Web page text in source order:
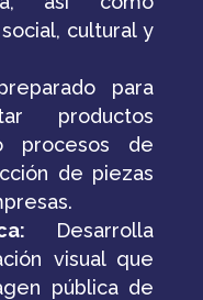
cultural y
para
productos
procesos de
de piezas
Desarrolla
visual que
pública de